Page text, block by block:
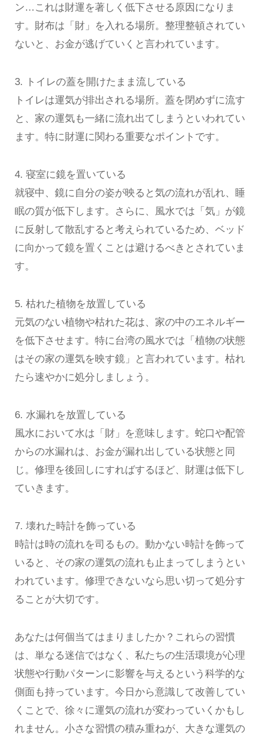
ン…これは財運を著しく低下させる原因になりま
す。財布は「財」を入れる場所。整理整頓されてい
ないと、お金が逃げていくと言われています。
3. トイレの蓋を開けたまま流している
トイレは運気が排出される場所。蓋を閉めずに流す
と、家の運気も一緒に流れ出てしまうといわれてい
ます。特に財運に関わる重要なポイントです。
4. 寝室に鏡を置いている
就寝中、鏡に自分の姿が映ると気の流れが乱れ、睡
眠の質が低下します。さらに、風水では「気」が鏡
に反射して散乱すると考えられているため、ベッド
に向かって鏡を置くことは避けるべきとされていま
す。
5. 枯れた植物を放置している
元気のない植物や枯れた花は、家の中のエネルギー
を低下させます。特に台湾の風水では「植物の状態
はその家の運気を映す鏡」と言われています。枯れ
たら速やかに処分しましょう。
6. 水漏れを放置している
風水において水は「財」を意味します。蛇口や配管
からの水漏れは、お金が漏れ出している状態と同
じ。修理を後回しにすればするほど、財運は低下し
ていきます。
7. 壊れた時計を飾っている
時計は時の流れを司るもの。動かない時計を飾って
いると、その家の運気の流れも止まってしまうとい
われています。修理できないなら思い切って処分す
ることが大切です。
あなたは何個当てはまりましたか？これらの習慣
は、単なる迷信ではなく、私たちの生活環境が心理
状態や行動パターンに影響を与えるという科学的な
側面も持っています。今日から意識して改善してい
くことで、徐々に運気の流れが変わっていくかもし
れません。小さな習慣の積み重ねが、大きな運気の